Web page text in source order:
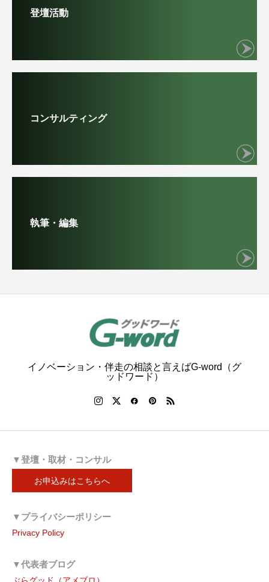
登壇活動
コンサルティング
執筆・編集
イノベーション・伴走の相談と言えばG-word（グ
ッドワード）
▼登壇・取材・コンサル
お申込みはこちらへ
▼プライバシーポリシー
Privacy Policy
▼代表者ブログ
ぶらグッド（アメブロ）